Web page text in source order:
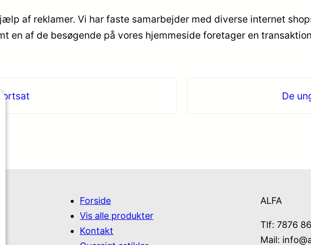
af reklamer. Vi har faste samarbejder med diverse internet
en af de besøgende på vores hjemmeside foretager en
De
Forside
Vis alle produkter
Kontakt
ALFA
Tlf: 7876
Mail: